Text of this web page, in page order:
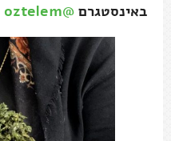
באינסטגרם @oztelem